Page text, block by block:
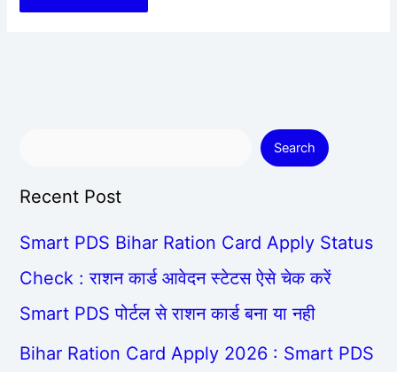
Search
Recent Post
Smart PDS Bihar Ration Card Apply Status
Check : राशन कार्ड आवेदन स्टेटस ऐसे चेक करें
Smart PDS पोर्टल से राशन कार्ड बना या नही
Bihar Ration Card Apply 2026 : Smart PDS